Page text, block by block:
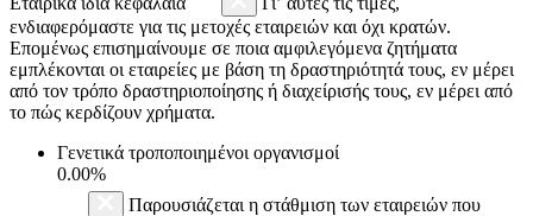
ενδιαφερόμαστε για τις μετοχές εταιρειών και όχι κρατών.
Επομένως επισημαίνουμε σε ποια αμφιλεγόμενα ζητήματα
εμπλέκονται οι εταιρείες με βάση τη δραστηριότητά τους, εν μέρει
από τον τρόπο δραστηριοποίησης ή διαχείρισής τους, εν μέρει από
το πώς κερδίζουν χρήματα.
Γενετικά τροποποιημένοι οργανισμοί
0.00%
Παρουσιάζεται η στάθμιση των εταιρειών που